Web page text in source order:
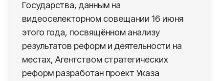
Государства, данным на
видеоселекторном совещании 16 июня
этого года, посвящённом анализу
результатов реформ и деятельности на
местах, Агентством стратегических
реформ разработан проект Указа